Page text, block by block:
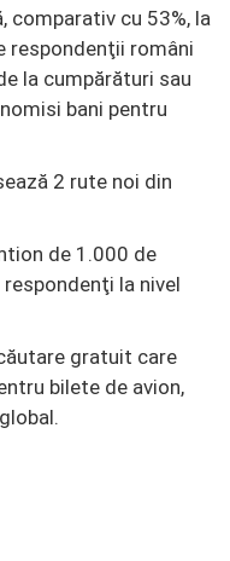
comparativ cu 53%, la
respondenţii români
la cumpărături sau
bani pentru
2 rute noi din
de 1.000 de
la nivel
gratuit care
bilete de avion,